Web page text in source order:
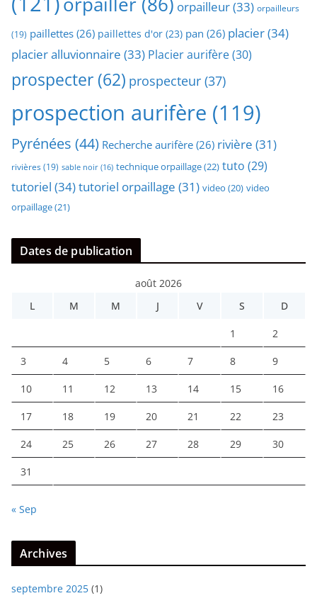
orpailleur(33) orpailleurs
(19) paillettes (26) paillettes d'or (23) pan (26) placier(34)
placier alluvionnaire (33) Placier aurifère(30)
prospecter (62) prospecteur (37)
prospection aurifère (119)
Pyrénées (44) Recherche aurifère (26) rivière (31)
rivières(19) sable noir (16) technique orpaillage(22) tuto (29)
tutoriel (34)tutoriel orpaillage (31) video (20) video
orpaillage(21)
Dates de publication
août 2026
L
M M J V S D
1 2
3 4 5 6 7 8 9
10 11 12 13 14 15 16
17 18 19 20 21 22 23
24 25 26 27 28 29 30
31
« Sep
Archives
septembre 2025 (1)